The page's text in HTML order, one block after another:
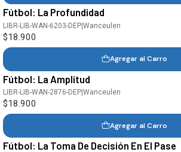
Fútbol: La Profundidad
LIBR-LIB-WAN-6203-DEP |Wanceulen
$18.900
Agregar al Carro
Fútbol: La Amplitud
LIBR-LIB-WAN-2876-DEP |Wanceulen
$18.900
Agregar al Carro
Fútbol: La Toma De Decisión En El Pase